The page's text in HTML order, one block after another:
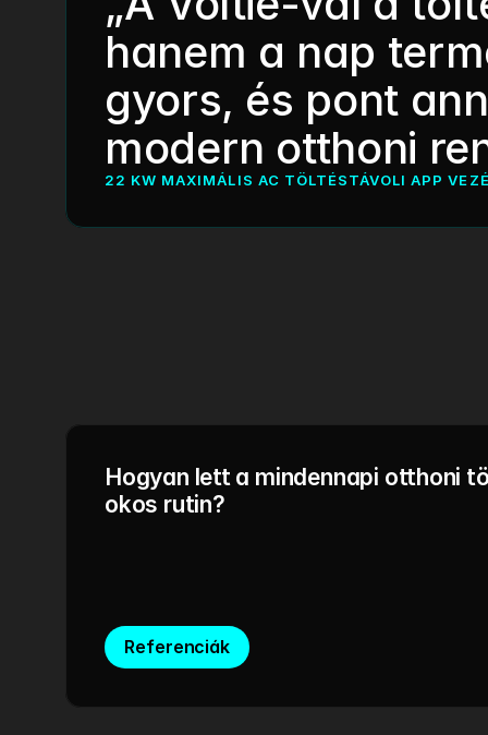
hanem a nap
gyors, és pont
modern otthoni
22 KW MAXIMÁLIS AC TÖLTÉSTÁVOLI APP
Hogyan lett a mindennapi otthoni
okos rutin?
Referenciák